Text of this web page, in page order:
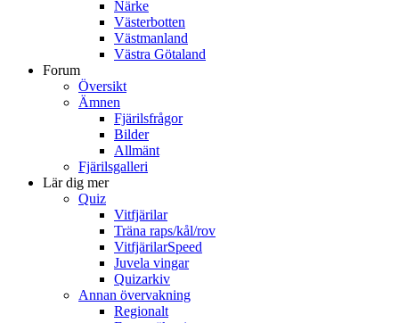
Närke
Västerbotten
Västmanland
Västra Götaland
Forum
Översikt
Ämnen
Fjärilsfrågor
Bilder
Allmänt
Fjärilsgalleri
Lär dig mer
Quiz
Vitfjärilar
Träna raps/kål/rov
VitfjärilarSpeed
Juvela vingar
Quizarkiv
Annan övervakning
Regionalt